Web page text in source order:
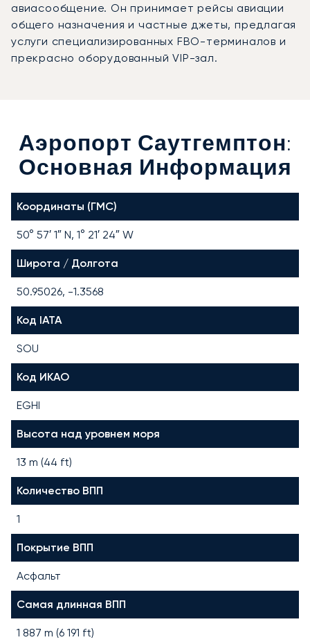
авиасообщение. Он принимает рейсы авиации
общего назначения и частные джеты, предлагая
услуги специализированных FBO-терминалов и
прекрасно оборудованный VIP-зал.
Аэропорт Саутгемптон:
Основная Информация
Координаты (ГМС)
50° 57′ 1″ N, 1° 21′ 24″ W
Широта / Долгота
50.95026, -1.3568
Код IATA
SOU
Код ИКАО
EGHI
Высота над уровнем моря
13 m (44 ft)
Количество ВПП
1
Покрытие ВПП
Асфальт
Самая длинная ВПП
1 887 m (6 191 ft)